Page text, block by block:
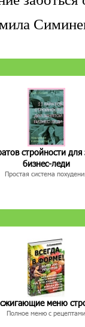
стройности для
бизнес-леди
Простая система
меню
Полное меню с рецептами